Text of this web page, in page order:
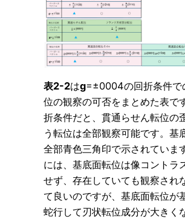
表2-2はg=±0004の回折条件で
位の観察の可否をまとめた表で
折条件だと、貫通らせん転位の
う転位は全部観察可能です。基
全部青色三角印で示されていま
には、基底面転位は像コントラ
せず、存在していても観察され
て良いのですが、基底面転位が
蛇行して刃状転位成分が大きく